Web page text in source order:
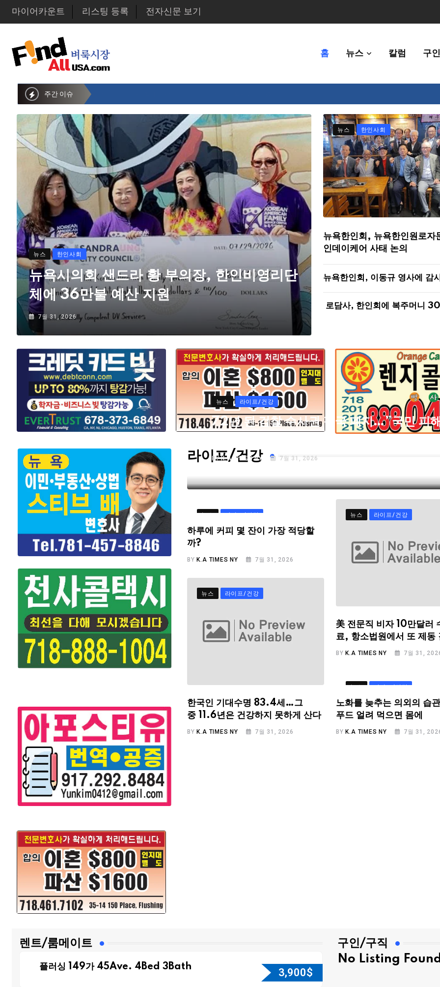
마이어카운트 리스팅 등록 전자신문 보기
홈 뉴스 칼럼 구
주간 이슈
뉴스 한인사회
뉴욕시의회 샌드라 황 부의장, 한인비영리단
체에 36만불 예산 지원
7월 31, 2026
뉴스 한인사회
뉴욕한인회, 뉴욕한인원로자
인데이케어 사태 논의
뉴욕한인회, 이동규 영사에 감
로담사, 한인회에 복주머니
라이프/건강
뉴스 라이프/건강
72년 된 검찰 수사권 결국 폐지…”국민 피
BYK.A TIMES NY 7월 31, 2026
뉴스 라이프/건강
하루에 커피 몇 잔이 가장 적당할
까?
BYK.A TIMES NY 7월 31, 2026
뉴스 라이프/건강
美 전문직 비자 10만달러
료, 항소법원에서 또 제동
BYK.A TIMES NY 7월 31,
뉴스 라이프/건강
한국인 기대수명 83.4세…그
중 11.6년은 건강하지 못하게 산다
BYK.A TIMES NY 7월 31, 2026
뉴스 라이프/건강
노화를 늦추는 의외의 습
푸드 얼려 먹으면 몸에
BYK.A TIMES NY 7월 31,
렌트/룸메이트
플러싱 149가 45Ave. 4Bed 3Bath 3,900$
구인/구직
No Listing